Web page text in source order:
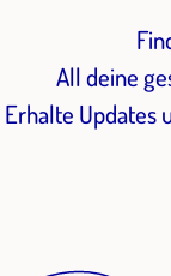
All deine
Erhalte Updates